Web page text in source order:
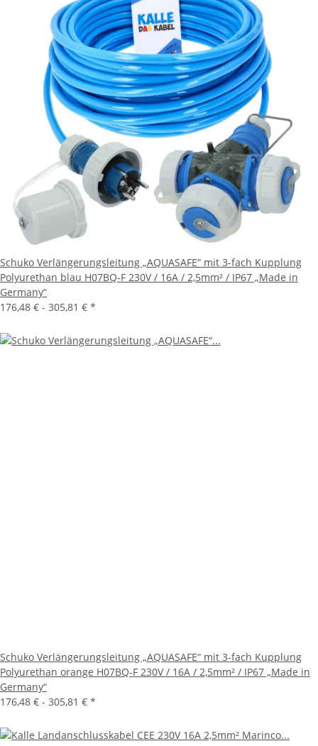
Schuko Verlängerungsleitung „AQUASAFE“ mit 3-fach Kupplung
Polyurethan blau H07BQ-F 230V / 16A / 2,5mm² / IP67 „Made in
Germany“
176,48 € - 305,81 € *
Schuko Verlängerungsleitung „AQUASAFE“ mit 3-fach Kupplung
Polyurethan orange H07BQ-F 230V / 16A / 2,5mm² / IP67 „Made in
Germany“
176,48 € - 305,81 € *